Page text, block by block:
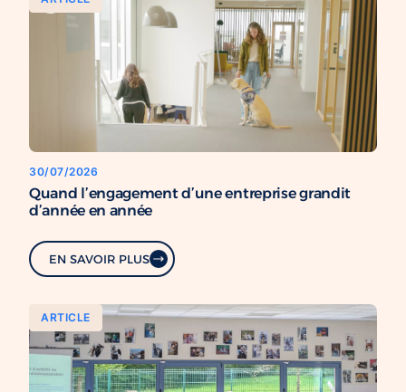
30/07/2026
Quand l’engagement d’une entreprise grandit
d’année en année
EN SAVOIR PLUS
ARTICLE